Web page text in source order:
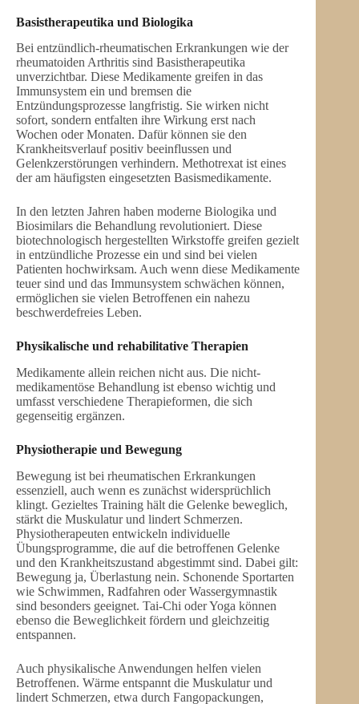
Basistherapeutika und Biologika
Bei entzündlich-rheumatischen Erkrankungen wie der
rheumatoiden Arthritis sind Basistherapeutika
unverzichtbar. Diese Medikamente greifen in das
Immunsystem ein und bremsen die
Entzündungsprozesse langfristig. Sie wirken nicht
sofort, sondern entfalten ihre Wirkung erst nach
Wochen oder Monaten. Dafür können sie den
Krankheitsverlauf positiv beeinflussen und
Gelenkzerstörungen verhindern. Methotrexat ist eines
der am häufigsten eingesetzten Basismedikamente.
In den letzten Jahren haben moderne Biologika und
Biosimilars die Behandlung revolutioniert. Diese
biotechnologisch hergestellten Wirkstoffe greifen gezielt
in entzündliche Prozesse ein und sind bei vielen
Patienten hochwirksam. Auch wenn diese Medikamente
teuer sind und das Immunsystem schwächen können,
ermöglichen sie vielen Betroffenen ein nahezu
beschwerdefreies Leben.
Physikalische und rehabilitative Therapien
Medikamente allein reichen nicht aus. Die nicht-
medikamentöse Behandlung ist ebenso wichtig und
umfasst verschiedene Therapieformen, die sich
gegenseitig ergänzen.
Physiotherapie und Bewegung
Bewegung ist bei rheumatischen Erkrankungen
essenziell, auch wenn es zunächst widersprüchlich
klingt. Gezieltes Training hält die Gelenke beweglich,
stärkt die Muskulatur und lindert Schmerzen.
Physiotherapeuten entwickeln individuelle
Übungsprogramme, die auf die betroffenen Gelenke
und den Krankheitszustand abgestimmt sind. Dabei gilt:
Bewegung ja, Überlastung nein. Schonende Sportarten
wie Schwimmen, Radfahren oder Wassergymnastik
sind besonders geeignet. Tai-Chi oder Yoga können
ebenso die Beweglichkeit fördern und gleichzeitig
entspannen.
Auch physikalische Anwendungen helfen vielen
Betroffenen. Wärme entspannt die Muskulatur und
lindert Schmerzen, etwa durch Fangopackungen,